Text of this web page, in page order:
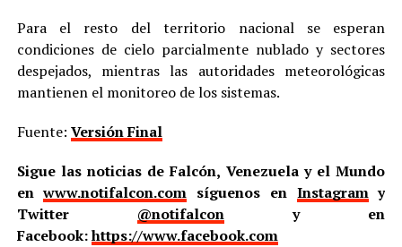
Para el resto del territorio nacional se esperan
condiciones de cielo parcialmente nublado y sectores
despejados, mientras las autoridades meteorológicas
mantienen el monitoreo de los sistemas.
Fuente: Versión Final
Sigue las noticias de Falcón, Venezuela y el Mundo
enwww.notifalcon.com síguenos en Instagramy
Twitter @notifalcony en
Facebook:https://www.facebook.com